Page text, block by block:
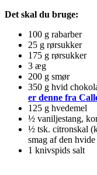
Det skal du bruge:
100 g rabarber
25 g rørsukker
175 g rørsukker
3 æg
200 g smør
350 g hvid
er denne fra
125 g hvedemel
½ vaniljestang,
½ tsk. citronskal
smag af den
1 knivspids salt